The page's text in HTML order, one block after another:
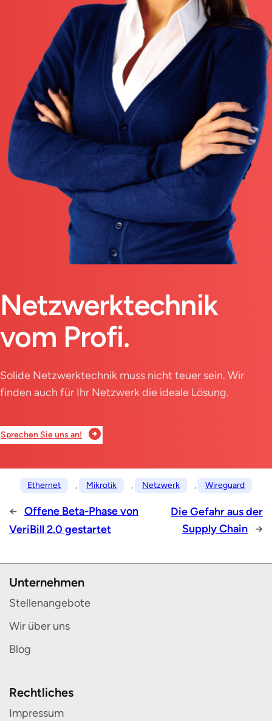
Netzwerktechnik
vom Profi.
Solide Netzwerktechnik muss nicht teuer sein. Wir
finden auch für Ihr Netzwerk die ideale Lösung.
Sprechen Sie uns an!
Ethernet , Mikrotik , Netzwerk , Wireguard
← Offene Beta-Phase von
VeriBill 2.0 gestartet
Die Gefahr aus der
Supply Chain →
Unternehmen
Stellenangebote
Wir über uns
Blog
Rechtliches
Impressum